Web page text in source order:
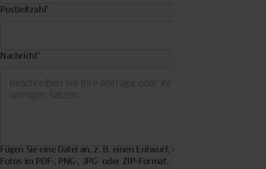
Postleitzahl*
Nachricht*
Fügen Sie eine Datei an, z. B. einen Entwurf, eine Visualisierung,
Fotos im PDF-, PNG-, JPG- oder ZIP-Format.